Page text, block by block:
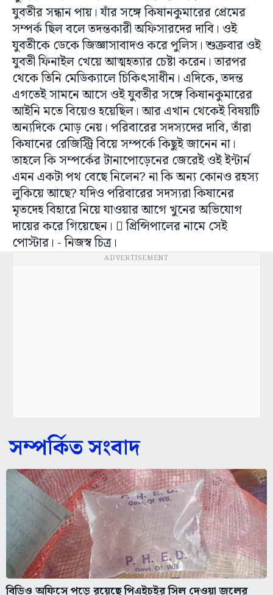
যুবতীর সন্ধান পায়। যাঁর সঙ্গে কিষানকুমারের প্রেমের
সম্পর্ক ছিল বলে তদন্তকারী অফিসারদের দাবি। ওই
যুবতীকে ডেকে জিজ্ঞাসাবাদও করে পুলিস। শুক্রবার ওই
যুবতী ফিনাইল খেয়ে আত্মহত্যার চেষ্টা করেন। তারপর
থেকে তিনি মেডিক্যালে চিকিৎসাধীন। এদিকে, তদন্ত
এগতেই সামনে আসে ওই যুবতীর সঙ্গে কিষানকুমারের
আইনি মতে বিয়েও হয়েছিল। আর এখান থেকেই বিষয়টি
অন্যদিকে মোড় নেয়। পরিবারের সদস্যদের দাবি, তাঁরা
কিষানের রেজিস্ট্রি বিয়ে সম্পর্কে কিছুই জানেন না।
তাহলে কি সম্পর্কের টানাপোড়েনের জেরেই ওই ইন্টার্ন
এমন একটা পথ বেছে নিলেন? না কি অন্য কোনও রহস্য
লুকিয়ে আছে? যদিও পরিবারের সদস্যরা কিষানের
মৃতদেহ বিহারে নিয়ে যাওয়ার আগে খুনের অভিযোগ
দায়ের করে গিয়েছেন।  প্রিন্সিপালের নামে সেই
পোস্টার। - নিজস্ব চিত্র।
ADVERTISEMENT
সম্পর্কিত সংবাদ
বিডিও অফিসে পড়ে রয়েছে পিএইচইর সিল দেওয়া জলের